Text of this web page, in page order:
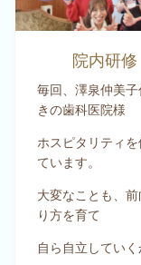
院内研
毎回、澤泉仲美
きの歯科医院様
ホスピタリティ
ています。
大変なことも、
り方を育て
自ら自立していく